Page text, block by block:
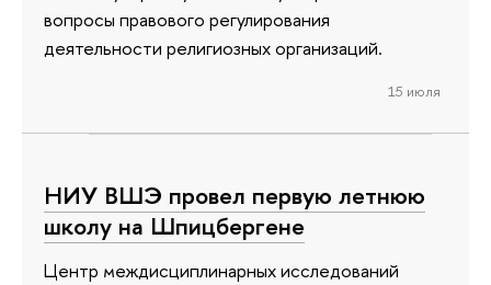
вопросы правового регулирования
деятельности религиозных организаций.
15 июля
НИУ ВШЭ провел первую летнюю
школу на Шпицбергене
Центр междисциплинарных исследований